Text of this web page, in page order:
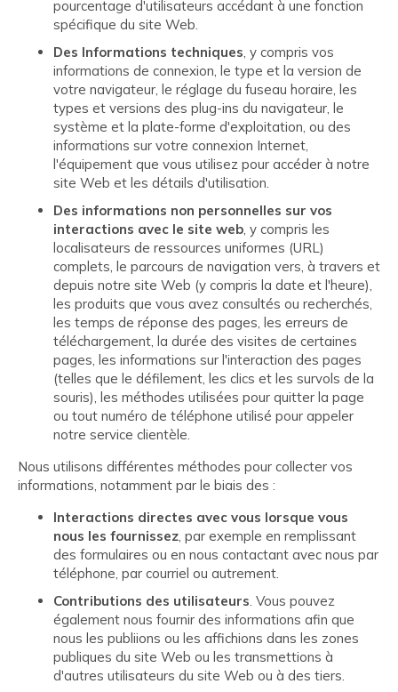
pourcentage d'utilisateurs accédant à une fonction
spécifique du site Web.
Des Informations techniques, y compris vos
informations de connexion, le type et la version de
votre navigateur, le réglage du fuseau horaire, les
types et versions des plug-ins du navigateur, le
système et la plate-forme d'exploitation, ou des
informations sur votre connexion Internet,
l'équipement que vous utilisez pour accéder à notre
site Web et les détails d'utilisation.
Des informations non personnelles sur vos
interactions avec le site web, y compris les
localisateurs de ressources uniformes (URL)
complets, le parcours de navigation vers, à travers et
depuis notre site Web (y compris la date et l'heure),
les produits que vous avez consultés ou recherchés,
les temps de réponse des pages, les erreurs de
téléchargement, la durée des visites de certaines
pages, les informations sur l'interaction des pages
(telles que le défilement, les clics et les survols de la
souris), les méthodes utilisées pour quitter la page
ou tout numéro de téléphone utilisé pour appeler
notre service clientèle.
Nous utilisons différentes méthodes pour collecter vos
informations, notamment par le biais des :
Interactions directes avec vous lorsque vous
nous les fournissez, par exemple en remplissant
des formulaires ou en nous contactant avec nous par
téléphone, par courriel ou autrement.
Contributions des utilisateurs. Vous pouvez
également nous fournir des informations afin que
nous les publiions ou les affichions dans les zones
publiques du site Web ou les transmettions à
d'autres utilisateurs du site Web ou à des tiers.